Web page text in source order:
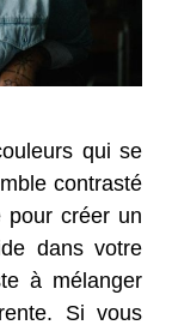
qui se
contrasté
pour créer un
dans votre
à mélanger
Si vous